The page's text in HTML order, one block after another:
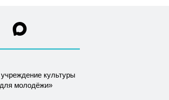
культуры
для молодёжи»